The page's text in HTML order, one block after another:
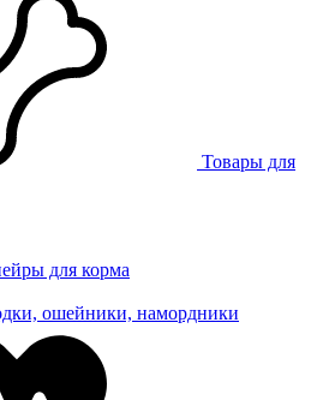
Товары для
для корма
ошейники, намордники